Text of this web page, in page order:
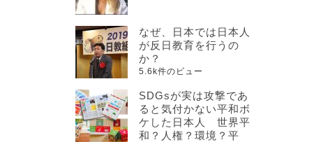
なぜ、日本では日本人
が反日教育を行うの
か？
5.6k件のビュー
SDGsが実は攻撃であ
ると気付かない平和ボ
ケした日本人 世界平
和？人権？環境？平